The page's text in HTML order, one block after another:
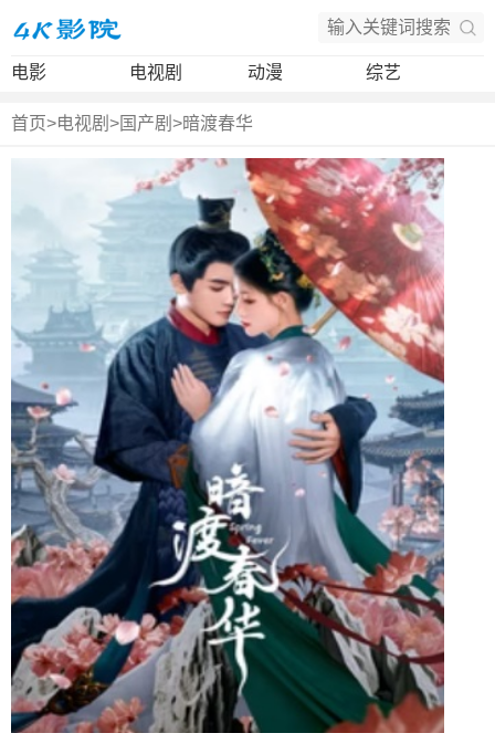
电影 电视剧 动漫 综艺
首页>电视剧 >国产剧 >暗渡春华